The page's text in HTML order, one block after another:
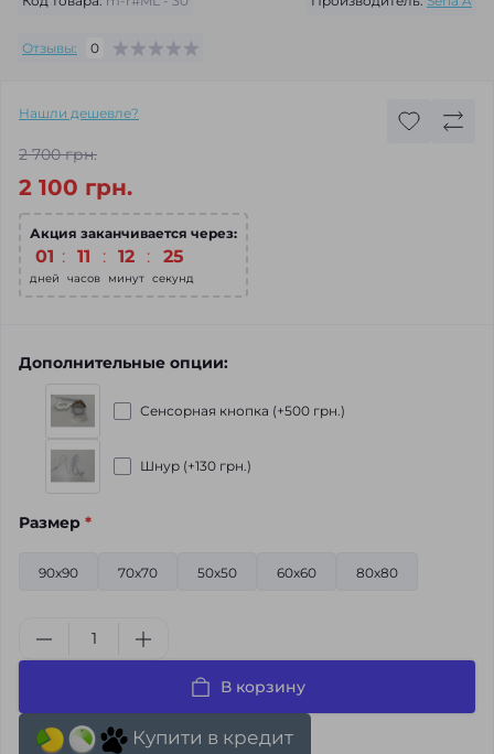
Отзывы: 0
Нашли дешевле?
2 700 грн.
2 100 грн.
Акция заканчивается через:
01
дней
11
часов
12
минут
24
секунд
Дополнительные опции:
Сенсорная кнопка (+500 грн.)
Шнур (+130 грн.)
Размер *
90x90 70x70 50х50 60х60 80х80
В корзину
Купити в кредит